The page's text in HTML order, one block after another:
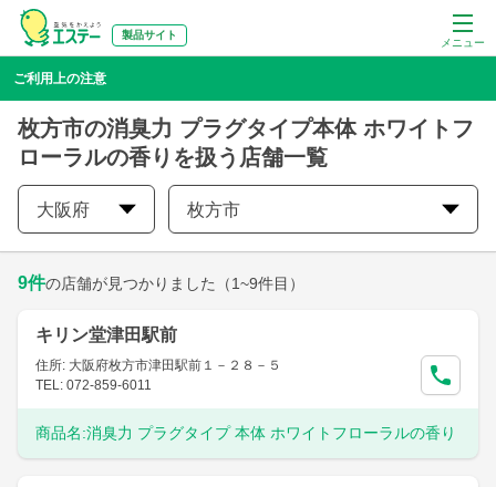
メニュー
製品サイト
ご利用上の注意
枚方市の消臭力 プラグタイプ本体 ホワイトフ
ローラルの香りを扱う店舗一覧
大阪府 枚方市
9件の店舗が見つかりました （1~9件目）
キリン堂津田駅前
住所: 大阪府枚方市津田駅前１－２８－５
TEL: 072-859-6011
商品名:消臭力 プラグタイプ 本体 ホワイトフローラルの香り